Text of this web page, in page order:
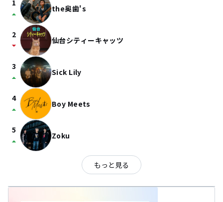
1
arrow_drop_up the奥歯's
2
arrow_drop_down 仙台シティーキャッツ
3
arrow_drop_up Sick Lily
4
arrow_drop_up Boy Meets
5
arrow_drop_up Zoku
もっと見る